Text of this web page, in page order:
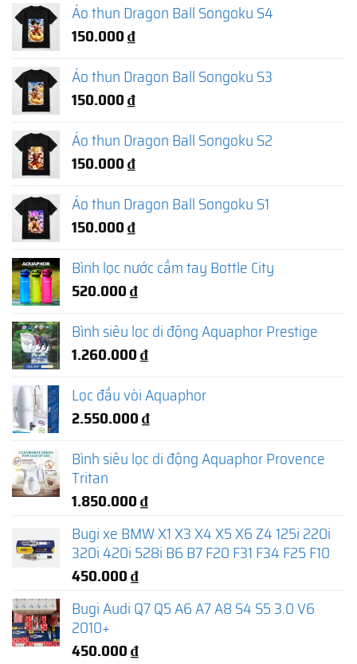
Áo thun Dragon Ball Songoku S4
150.000₫
Áo thun Dragon Ball Songoku S3
150.000₫
Áo thun Dragon Ball Songoku S2
150.000₫
Áo thun Dragon Ball Songoku S1
150.000₫
Bình lọc nước cầm tay Bottle City
520.000₫
Bình siêu lọc di động Aquaphor Prestige
1.260.000₫
Lọc đầu vòi Aquaphor
2.550.000₫
Bình siêu lọc di động Aquaphor Provence
Tritan
1.850.000₫
Bugi xe BMW X1 X3 X4 X5 X6 Z4 125i 220i
320i 420i 528i B6 B7 F20 F31 F34 F25 F10
450.000₫
Bugi Audi Q7 Q5 A6 A7 A8 S4 S5 3.0 V6
2010+
450.000₫